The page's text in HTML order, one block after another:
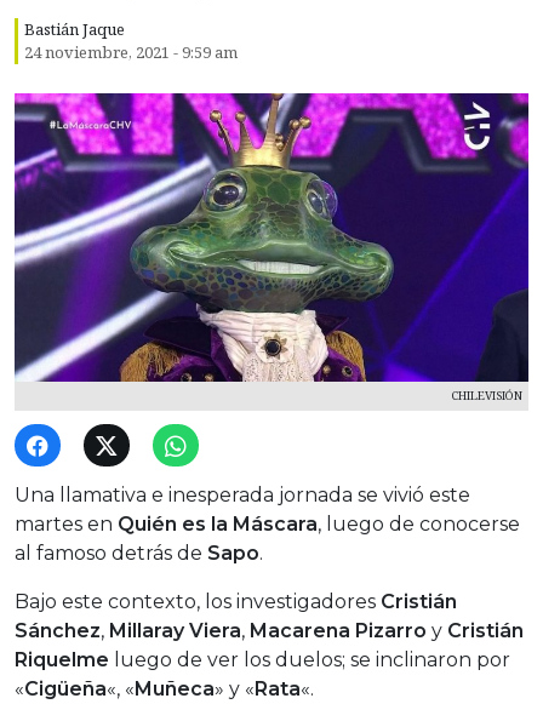
Bastián Jaque
24 noviembre, 2021 - 9:59 am
CHILEVISIÓN
Una llamativa e inesperada jornada se vivió este
martes en Quién es la Máscara, luego de conocerse
al famoso detrás de Sapo.
Bajo este contexto, los investigadores Cristián
Sánchez, Millaray Viera, Macarena Pizarro y Cristián
Riquelme luego de ver los duelos; se inclinaron por
«Cigüeña«, « Muñeca» y « Rata«.